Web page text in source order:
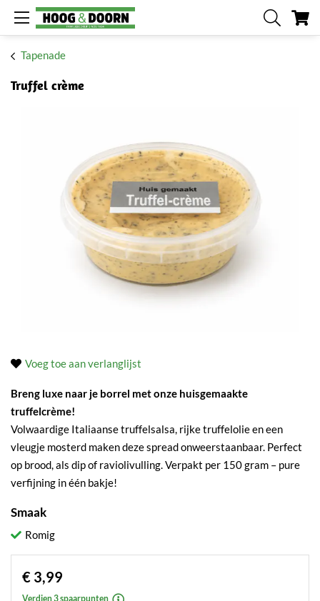
Tapenade
Truffel crème
Voeg toe aan verlanglijst
Breng luxe naar je borrel met onze huisgemaakte
truffelcrème!
Volwaardige Italiaanse truffelsalsa, rijke truffelolie en een
vleugje mosterd maken deze spread onweerstaanbaar. Perfect
op brood, als dip of raviolivulling. Verpakt per 150 gram – pure
verfijning in één bakje!
Smaak
Romig
€ 3,99
Verdien 3 spaarpunten